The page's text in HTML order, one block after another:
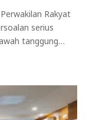
Rakyat
serius
tanggung…